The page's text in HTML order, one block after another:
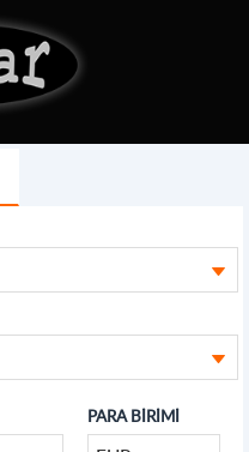
PARA BİRİMİ